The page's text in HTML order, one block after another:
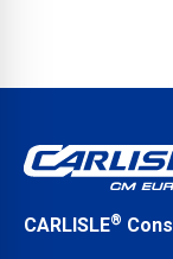
CARLISLE®